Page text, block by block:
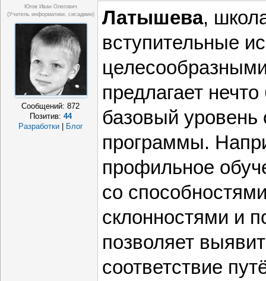
Югов Иван Олегович
(Учитель информатики, сисадмин)
Сообщений:872
Позитив: 44
Разработки
Блог
Латышева,
вступительные
предлагает
базовый уровень
программы.
профильное
со
склонностями и
позволяет
соответствие